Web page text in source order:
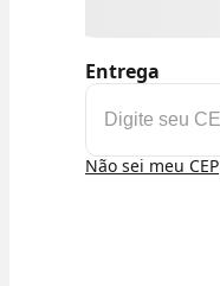
Entrega
Não sei meu CEP